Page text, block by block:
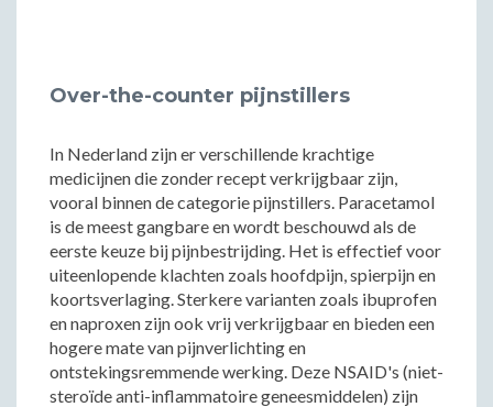
Over-the-counter pijnstillers
In Nederland zijn er verschillende krachtige
medicijnen die zonder recept verkrijgbaar zijn,
vooral binnen de categorie pijnstillers. Paracetamol
is de meest gangbare en wordt beschouwd als de
eerste keuze bij pijnbestrijding. Het is effectief voor
uiteenlopende klachten zoals hoofdpijn, spierpijn en
koortsverlaging. Sterkere varianten zoals ibuprofen
en naproxen zijn ook vrij verkrijgbaar en bieden een
hogere mate van pijnverlichting en
ontstekingsremmende werking. Deze NSAID's (niet-
steroïde anti-inflammatoire geneesmiddelen) zijn